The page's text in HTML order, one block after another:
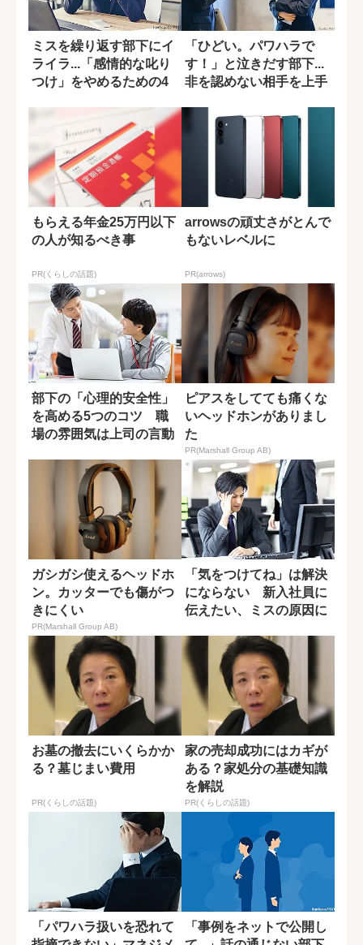
ミスを繰り返す部下にイ
ライラ...「感情的な叱り
つけ」をやめるための4
「ひどい。パワハラで
す！」と泣きだす部下...
非を認めない相手を上手
もらえる年金25万円以下
の人が知るべき事
PR(くらしの話題)
arrowsの頑丈さがとんで
もないレベルに
PR(arrows)
部下の「心理的安全性」
を高める5つのコツ 職
場の雰囲気は上司の言動
ピアスをしてても痛くな
いヘッドホンがありまし
た
PR(Marshall Group AB)
ガシガシ使えるヘッドホ
ン。カッターでも傷がつ
きにくい
PR(Marshall Group AB)
「気をつけてね」は解決
にならない 新入社員に
伝えたい、ミスの原因に
お墓の撤去にいくらかか
る？墓じまい費用
PR(くらしの話題)
家の売却成功にはカギが
ある？家処分の基礎知識
を解説
PR(くらしの話題)
「パワハラ扱いを恐れて
「事例をネットで公開し